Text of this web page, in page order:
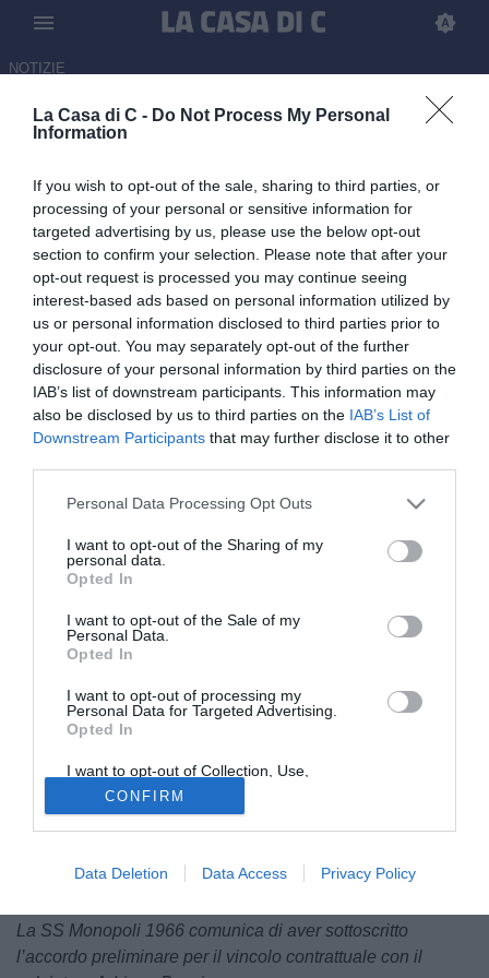
La Casa di C - Do Not Process My Personal
Information
If you wish to opt-out of the sale, sharing to third parties, or
processing of your personal or sensitive information for
targeted advertising by us, please use the below opt-out
section to confirm your selection. Please note that after your
opt-out request is processed you may continue seeing
interest-based ads based on personal information utilized by
us or personal information disclosed to third parties prior to
your opt-out. You may separately opt-out of the further
disclosure of your personal information by third parties on the
IAB’s list of downstream participants. This information may
also be disclosed by us to third parties on the IAB’s List of
Downstream Participants that may further disclose it to other
Personal Data Processing Opt Outs
I want to opt-out of the Sharing of my
personal data.
Opted In
I want to opt-out of the Sale of my
Personal Data.
Opted In
I want to opt-out of processing my
Personal Data for Targeted Advertising.
Opted In
I want to opt-out of Collection, Use,
Retention, Sale, and/or Sharing of my
Personal Data that Is Unrelated with the
Purposes for which it was collected.
Opted Out
CONFIRM
Data Deletion Data Access Privacy Policy
NOTIZIE
Monopoli, accordo preliminare
28.05.2026 16:00 diEmanuele Russo
Il Monopoli annuncia ufficialmente di aver firmato un accordo
preliminare con l'esterno dell'Union Clodiense Chioggia Adriano
Puccio
In casa Monopoli è già tempo di calciomercato e dopo
l'ufficializzazione dell'accordo con
dall'Afragolese, arriva un'altra ufficialità in casa
biancoverde, quella di Adriano Puccio.
vestito la maglia dell'Union Clodiense Chioggia
D. Si lega al Monopoli con un contratto
altro innesto in arrivo che verrà definitivo all'apertuta del
calciomercato il 1° luglio 2026. Di seguito ecco il
comunicato ufficiale del club:
La SS Monopoli 1966 comunica di aver sottoscritto
l’accordo preliminare per il vincolo contrattuale con il